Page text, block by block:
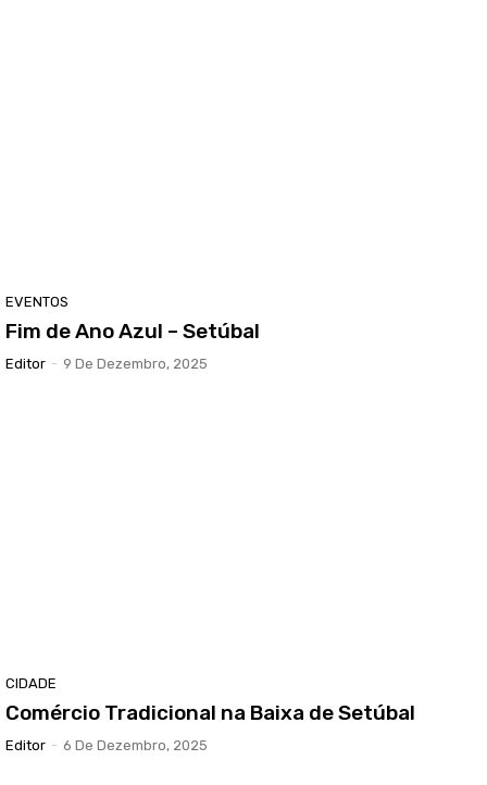
EVENTOS
Fim de Ano Azul – Setúbal
Editor - 9 De Dezembro, 2025
CIDADE
Comércio Tradicional na Baixa de Setúbal
Editor - 6 De Dezembro, 2025